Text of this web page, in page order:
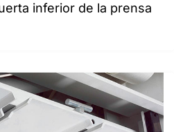
inferior de la prensa